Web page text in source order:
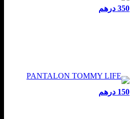
350 درهم
150 درهم